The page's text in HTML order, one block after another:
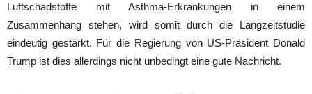
Luftschadstoffe mit Asthma-Erkrankungen in einem
Zusammenhang stehen, wird somit durch die Langzeitstudie
eindeutig gestärkt. Für die Regierung von US-Präsident Donald
Trump ist dies allerdings nicht unbedingt eine gute Nachricht.